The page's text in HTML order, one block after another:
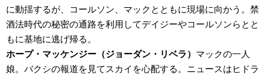
に動揺するが、コールソン、マックとともに現場に向かう。禁
酒法時代の秘密の通路を利用してデイジーやコールソンらとと
もに基地に逃げ帰る。
ホープ・マッケンジー（ジョーダン・リベラ） マックの一人
娘。バクシの報道を見てスカイを心配する。ニュースはヒドラ